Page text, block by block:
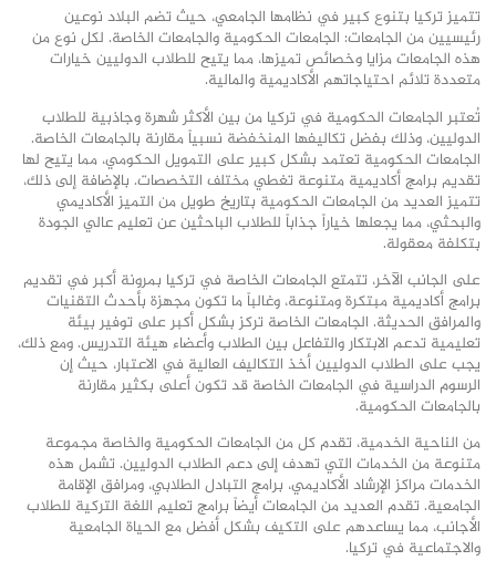
تتميز تركيا بتنوع كبير في نظامها الجامعي، حيث تضم البلاد نوعين
رئيسيين من الجامعات: الجامعات الحكومية والجامعات الخاصة. لكل نوع من
هذه الجامعات مزايا وخصائص تميزها، مما يتيح للطلاب الدوليين خيارات
متعددة تلائم احتياجاتهم الأكاديمية والمالية.
تُعتبر الجامعات الحكومية في تركيا من بين الأكثر شهرة وجاذبية للطلاب
الدوليين، وذلك بفضل تكاليفها المنخفضة نسبياً مقارنة بالجامعات الخاصة.
الجامعات الحكومية تعتمد بشكل كبير على التمويل الحكومي، مما يتيح لها
تقديم برامج أكاديمية متنوعة تغطي مختلف التخصصات. بالإضافة إلى ذلك،
تتميز العديد من الجامعات الحكومية بتاريخ طويل من التميز الأكاديمي
والبحثي، مما يجعلها خياراً جذاباً للطلاب الباحثين عن تعليم عالي الجودة
بتكلفة معقولة.
على الجانب الآخر، تتمتع الجامعات الخاصة في تركيا بمرونة أكبر في تقديم
برامج أكاديمية مبتكرة ومتنوعة، وغالباً ما تكون مجهزة بأحدث التقنيات
والمرافق الحديثة. الجامعات الخاصة تركز بشكل أكبر على توفير بيئة
تعليمية تدعم الابتكار والتفاعل بين الطلاب وأعضاء هيئة التدريس. ومع ذلك،
يجب على الطلاب الدوليين أخذ التكاليف العالية في الاعتبار، حيث إن
الرسوم الدراسية في الجامعات الخاصة قد تكون أعلى بكثير مقارنة
بالجامعات الحكومية.
من الناحية الخدمية، تقدم كل من الجامعات الحكومية والخاصة مجموعة
متنوعة من الخدمات التي تهدف إلى دعم الطلاب الدوليين. تشمل هذه
الخدمات مراكز الإرشاد الأكاديمي، برامج التبادل الطلابي، ومرافق الإقامة
الجامعية. تقدم العديد من الجامعات أيضاً برامج تعليم اللغة التركية للطلاب
الأجانب، مما يساعدهم على التكيف بشكل أفضل مع الحياة الجامعية
والاجتماعية في تركيا.